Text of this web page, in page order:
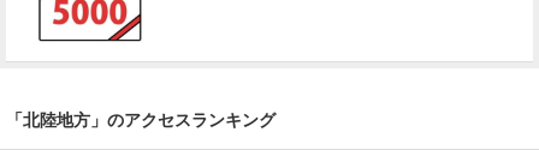
「北陸地方」のアクセスランキング